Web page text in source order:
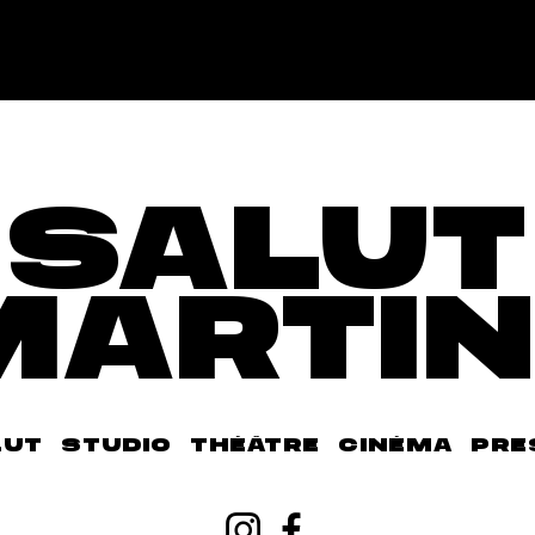
SALUT
STUDIO THÉÂTRE CINÉMA